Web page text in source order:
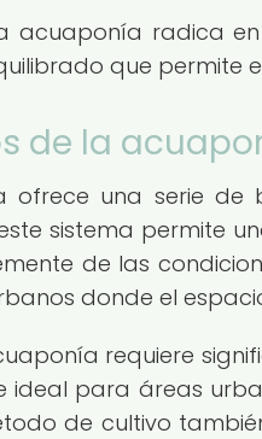
acuaponía radica
que permite
de la
ofrece una serie de
sistema permite
de las
donde el
requiere
ideal para áreas
de cultivo